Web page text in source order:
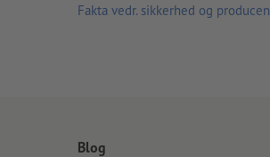
Fakta vedr. sikkerhed og
Blog